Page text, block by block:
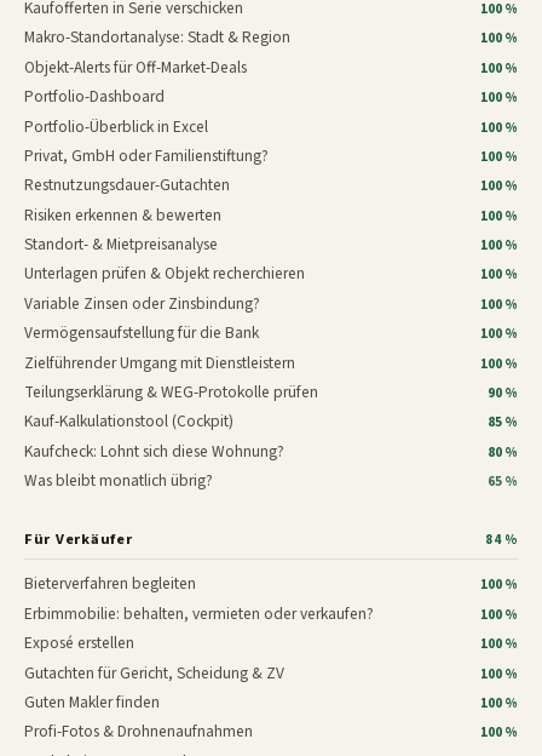
Kaufofferten in Serie verschicken 100 %
Makro-Standortanalyse: Stadt & Region 100 %
Objekt-Alerts für Off-Market-Deals 100 %
Portfolio-Dashboard 100 %
Portfolio-Überblick in Excel 100 %
Privat, GmbH oder Familienstiftung? 100 %
Restnutzungsdauer-Gutachten 100 %
Risiken erkennen & bewerten 100 %
Standort- & Mietpreisanalyse 100 %
Unterlagen prüfen & Objekt recherchieren 100 %
Variable Zinsen oder Zinsbindung? 100 %
Vermögensaufstellung für die Bank 100 %
Zielführender Umgang mit Dienstleistern 100 %
Teilungserklärung & WEG-Protokolle prüfen 90 %
Kauf-Kalkulationstool (Cockpit) 85 %
Kaufcheck: Lohnt sich diese Wohnung? 80 %
Was bleibt monatlich übrig? 65 %
Für Verkäufer 84 %
Bieterverfahren begleiten 100 %
Erbimmobilie: behalten, vermieten oder verkaufen? 100 %
Exposé erstellen 100 %
Gutachten für Gericht, Scheidung & ZV 100 %
Guten Makler finden 100 %
Profi-Fotos & Drohnenaufnahmen 100 %